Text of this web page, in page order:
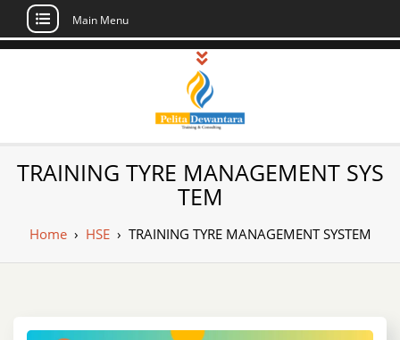
Skip
Main Menu
Pusat Pelatihan
dan Sertifikasi –
Daftar Training
Indonesia
Sertifikasi di Indonesia
TRAINING TYRE MANAGEMENT SYS
TEM
Home› HSE› TRAINING TYRE MANAGEMENT SYSTEM